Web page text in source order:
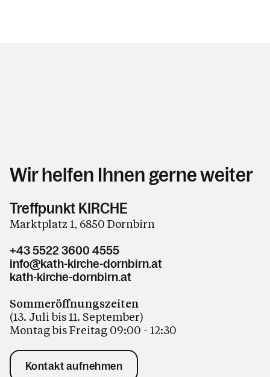
Wir helfen Ihnen gerne weiter
Treffpunkt KIRCHE
Marktplatz 1, 6850 Dornbirn
+43 5522 3600 4555
info@kath-kirche-dornbirn.at
kath-kirche-dornbirn.at
Sommeröffnungszeiten
(13. Juli bis 11. September)
Montag bis Freitag 09:00 - 12:30
Kontakt aufnehmen